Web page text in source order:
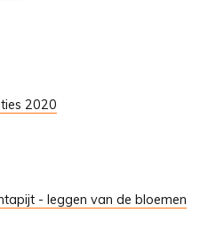
2020
- leggen van de bloemen